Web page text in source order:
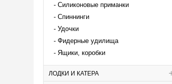
Силиконовые приманки
Спиннинги
Удочки
Фидерные удилища
Ящики, коробки
ЛОДКИ И КАТЕРА